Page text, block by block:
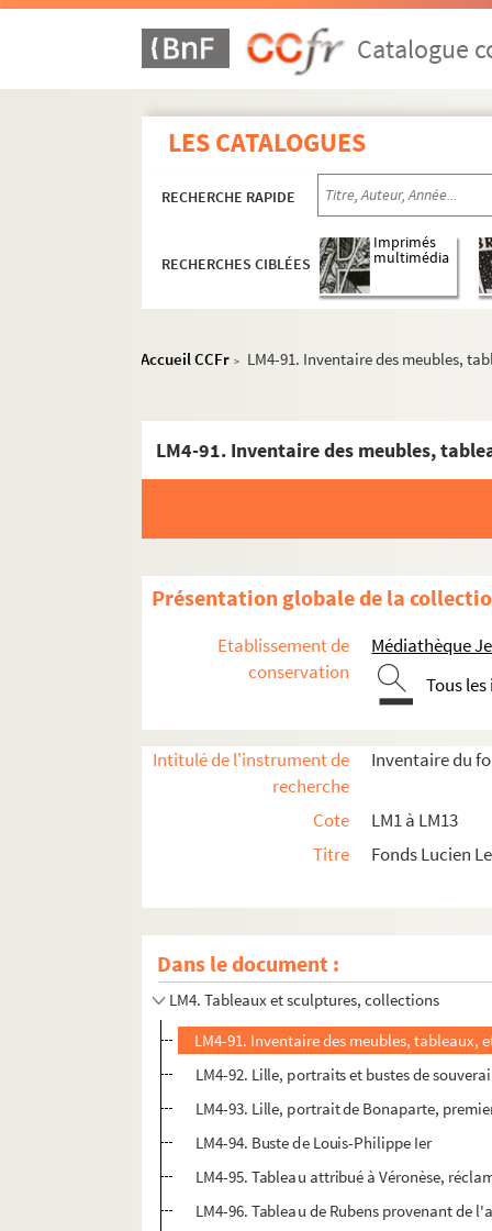
Catalogue
LES CATALOGUES
RECHERCHE RAPIDE
RECHERCHES CIBLÉES
Imprimés
multimédia
Accueil CCFr > LM4-91. Inventaire des meubles,
LM4-91. Inventaire des meubles,
Présentation globale de la
Etablissement de
conservation
Médiathèque
Tous
Intitulé de l'instrument de
recherche
Inventaire du
Cote
LM1 à LM13
Titre
Fonds Lucien
Dans le document :
LM2. Ecoles académiques du Nord
LM3. Salons et expositions
LM4. Tableaux et sculptures, collections
LM4-91. Inventaire des meubles, tableaux,
LM4-92. Lille, portraits et bustes de
LM4-93. Lille, portrait de Bonaparte,
LM4-94. Buste de Louis-Philippe Ier
LM4-95. Tableau attribué à Véronèse,
LM4-96. Tableau de Rubens provenant de